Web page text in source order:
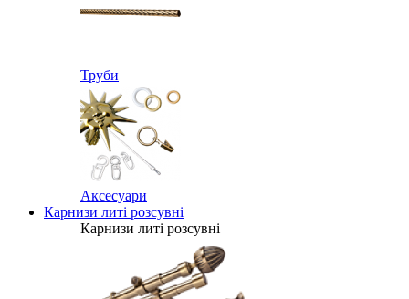
Труби
Аксесуари
Карнизи литі розсувні
Карнизи литі розсувні